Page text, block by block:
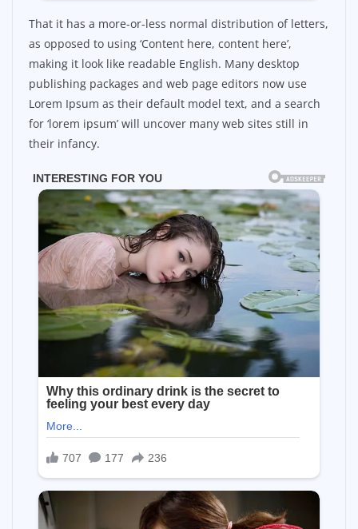
That it has a more-or-less normal distribution of letters,
as opposed to using ‘Content here, content here’,
making it look like readable English. Many desktop
publishing packages and web page editors now use
Lorem Ipsum as their default model text, and a search
for ‘lorem ipsum’ will uncover many web sites still in
their infancy.